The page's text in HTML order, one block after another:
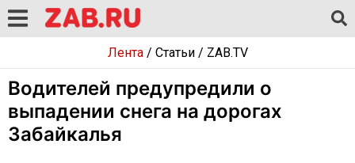
Лента/ Статьи/ ZAB.TV
Водителей предупредили о
выпадении снега на дорогах
Забайкалья